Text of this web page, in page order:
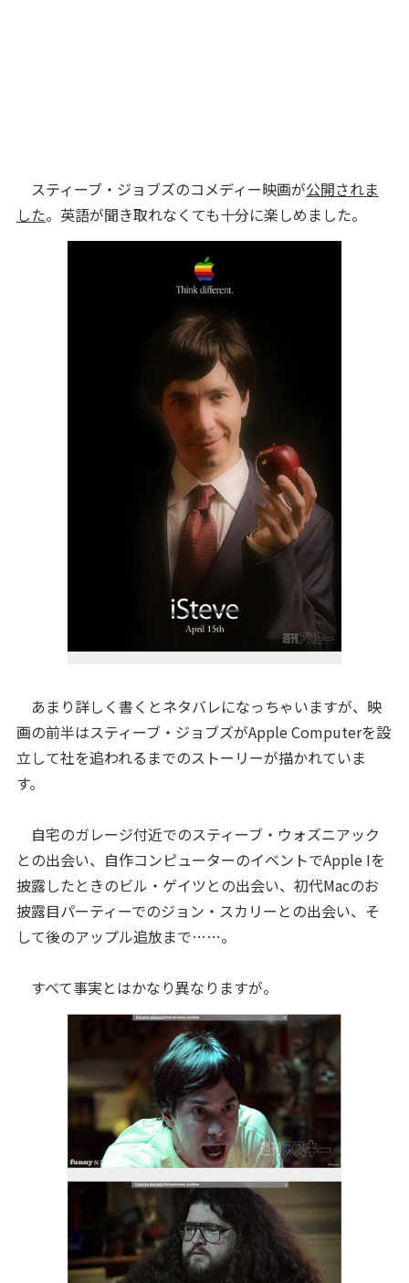
スティーブ・ジョブズのコメディー映画が公開されま
した。英語が聞き取れなくても十分に楽しめました。
あまり詳しく書くとネタバレになっちゃいますが、映
画の前半はスティーブ・ジョブズがApple Computerを設
立して社を追われるまでのストーリーが描かれていま
す。
自宅のガレージ付近でのスティーブ・ウォズニアック
との出会い、自作コンピューターのイベントでApple Iを
披露したときのビル・ゲイツとの出会い、初代Macのお
披露目パーティーでのジョン・スカリーとの出会い、そ
して後のアップル追放まで……。
すべて事実とはかなり異なりますが。